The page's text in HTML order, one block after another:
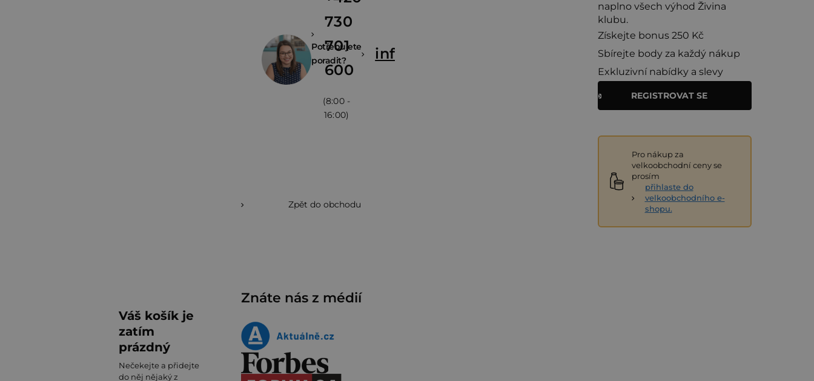
Potřebujete
poradit?
730
701
600
(8:00 -
16:00)
info@zivina.cz
Zpět do obchodu
naplno všech výhod Živina
klubu.
Získejte bonus 250 Kč
Sbírejte body za každý nákup
Exkluzivní nabídky a slevy
REGISTROVAT SE
Pro nákup za
velkoobchodní ceny se
prosím
přihlaste do
velkoobchodního e-
shopu.
Váš košík je
zatím
prázdný
Nečekejte a přidejte
do něj nějaký z
Znáte nás z médií